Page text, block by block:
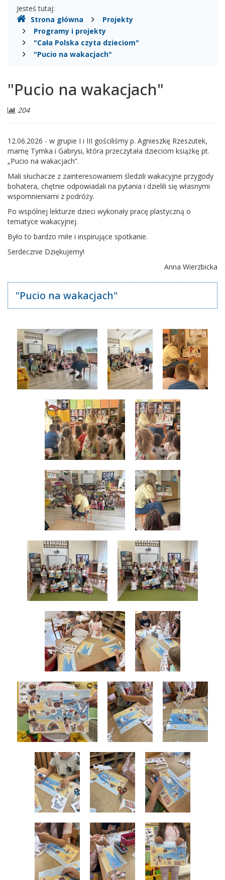
Gdzie
jesteśmy
Jesteś tutaj:
Strona główna
Projekty
Programy i projekty
"Cała Polska czyta dzieciom"
"Pucio na wakacjach"
"Pucio na wakacjach"
Liczba
204
12.06.2026 - w grupie I i III gościliśmy p. Agnieszkę Rzeszutek,
mamę Tymka i Gabrysi, która przeczytała dzieciom książkę pt.
„Pucio na wakacjach”.
Mali słuchacze z zainteresowaniem śledzili wakacyjne przygody
bohatera, chętnie odpowiadali na pytania i dzielili się własnymi
wspomnieniami z podróży.
Po wspólnej lekturze dzieci wykonały pracę plastyczną o
tematyce wakacyjnej.
Było to bardzo miłe i inspirujące spotkanie.
Serdecznie Dziękujemy!
Anna Wierzbicka
"Pucio na wakacjach"